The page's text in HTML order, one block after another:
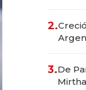
2.
3.De